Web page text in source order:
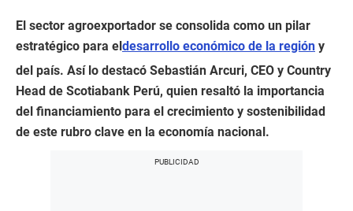
El sector agroexportador se consolida como un pilar
estratégico para eldesarrollo económico de la región y
del país. Así lo destacó Sebastián Arcuri, CEO y Country
Head de Scotiabank Perú, quien resaltó la importancia
del financiamiento para el crecimiento y sostenibilidad
de este rubro clave en la economía nacional.